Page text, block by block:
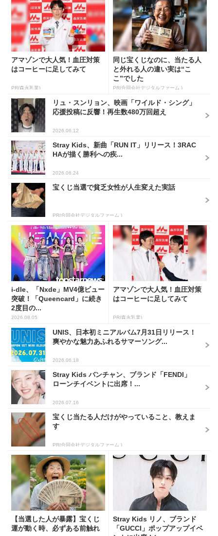
アマゾンで大人気！血圧対策
はコーヒーに足してみて
PR(森永乳業)
同じ宝くじなのに、当たる人
と外れる人の違い実は“こ
こ”でした
PR(合同会社デジタルファーム )
リュ・スンリョン、映画「ワイルド・シング」
応援投稿に反響！再生数480万回超え
2026.06.12
Stray Kids、新曲「RUN IT」リリース！3RAC
HAが描く勝利への疾...
2026.06.24
宝くじ当選で貧乏女性が人生変えた実話
PR(合同会社デジタルファーム )
i-dle、「Nxde」MV4億ビュー
突破！「Queencard」に続き
2度目の...
2026.08.05
アマゾンで大人気！血圧対策
はコーヒーに足してみて
PR(森永乳業)
UNIS、日本初ミニアルバム7月31日リリース！
爽やかな魅力あふれるサマーソング...
2026.06.18
Stray Kids バンチャン、ブランド「FENDI」
ローンチイベントに出席！...
2026.07.16
宝くじ当たる人だけがやっていること、教えま
す
PR(合同会社デジタルファーム )
【当選した人が暴露】宝くじ
運が動く時、必ずある前触れ
Stray Kids リノ、ブランド
「GUCCI」ポップアップイベ